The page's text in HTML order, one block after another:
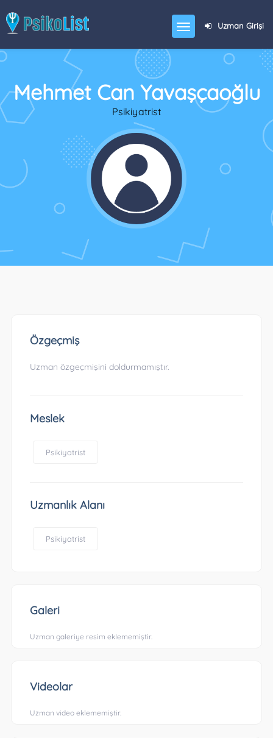
Uzman Girişi
Mehmet Can Yavaşçaoğlu
Psikiyatrist
Özgeçmiş
Uzman özgeçmişini doldurmamıştır.
Meslek
Psikiyatrist
Uzmanlık Alanı
Psikiyatrist
Galeri
Uzman galeriye resim eklememiştir.
Videolar
Uzman video eklememiştir.